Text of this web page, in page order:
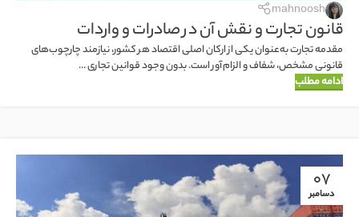
mahnoosh
قانون تجارت و نقش آن در صادرات و واردات
مقدمه تجارت به‌عنوان یکی از ارکان اصلی اقتصاد هر کشور، نیازمند چارچوب‌های
قانونی مشخص، شفاف و الزام‌آور است. بدون وجود قوانین تجاری ...
ادامه مطلب
07
دسامبر